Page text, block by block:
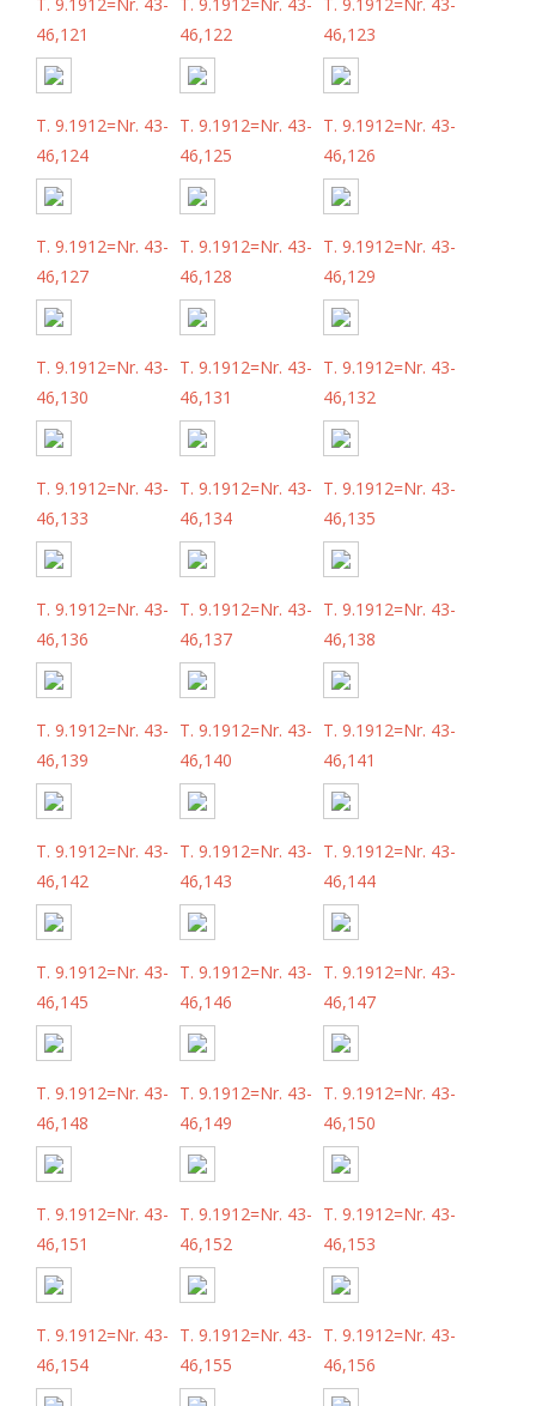
46,121
46,122
46,123
T. 9.1912=Nr. 43-
46,124
T. 9.1912=Nr. 43-
46,125
T. 9.1912=Nr. 43-
46,126
T. 9.1912=Nr. 43-
46,127
T. 9.1912=Nr. 43-
46,128
T. 9.1912=Nr. 43-
46,129
T. 9.1912=Nr. 43-
46,130
T. 9.1912=Nr. 43-
46,131
T. 9.1912=Nr. 43-
46,132
T. 9.1912=Nr. 43-
46,133
T. 9.1912=Nr. 43-
46,134
T. 9.1912=Nr. 43-
46,135
T. 9.1912=Nr. 43-
46,136
T. 9.1912=Nr. 43-
46,137
T. 9.1912=Nr. 43-
46,138
T. 9.1912=Nr. 43-
46,139
T. 9.1912=Nr. 43-
46,140
T. 9.1912=Nr. 43-
46,141
T. 9.1912=Nr. 43-
46,142
T. 9.1912=Nr. 43-
46,143
T. 9.1912=Nr. 43-
46,144
T. 9.1912=Nr. 43-
46,145
T. 9.1912=Nr. 43-
46,146
T. 9.1912=Nr. 43-
46,147
T. 9.1912=Nr. 43-
46,148
T. 9.1912=Nr. 43-
46,149
T. 9.1912=Nr. 43-
46,150
T. 9.1912=Nr. 43-
46,151
T. 9.1912=Nr. 43-
46,152
T. 9.1912=Nr. 43-
46,153
T. 9.1912=Nr. 43-
46,154
T. 9.1912=Nr. 43-
46,155
T. 9.1912=Nr. 43-
46,156